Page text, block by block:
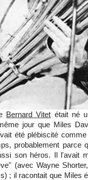
Bernard Vitet était né
jour que Miles
été plébiscité
probablement parce
son héros. Il l'avait
(avec Wayne
; il racontait que Miles